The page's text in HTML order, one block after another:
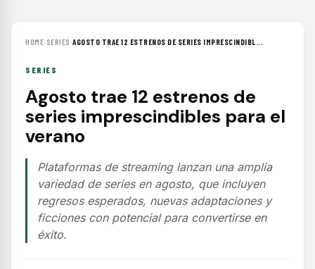
HOME› SERIES ›AGOSTO TRAE 12 ESTRENOS DE SERIES IMPRESCINDIBL...
SERIES
Agosto trae 12 estrenos de
series imprescindibles para el
verano
Plataformas de streaming lanzan una amplia
variedad de series en agosto, que incluyen
regresos esperados, nuevas adaptaciones y
ficciones con potencial para convertirse en
éxito.